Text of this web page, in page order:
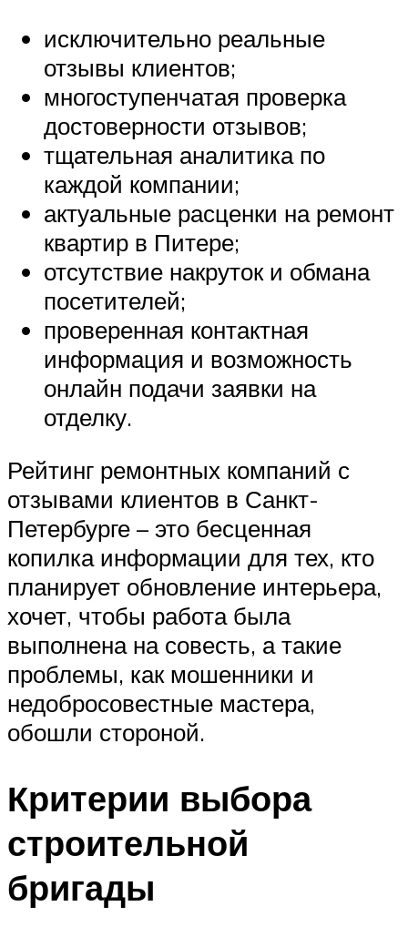
исключительно реальные
отзывы клиентов;
многоступенчатая проверка
достоверности отзывов;
тщательная аналитика по
каждой компании;
актуальные расценки на ремонт
квартир в Питере;
отсутствие накруток и обмана
посетителей;
проверенная контактная
информация и возможность
онлайн подачи заявки на
отделку.
Рейтинг ремонтных компаний с
отзывами клиентов в Санкт-
Петербурге – это бесценная
копилка информации для тех, кто
планирует обновление интерьера,
хочет, чтобы работа была
выполнена на совесть, а такие
проблемы, как мошенники и
недобросовестные мастера,
обошли стороной.
Критерии выбора
строительной
бригады